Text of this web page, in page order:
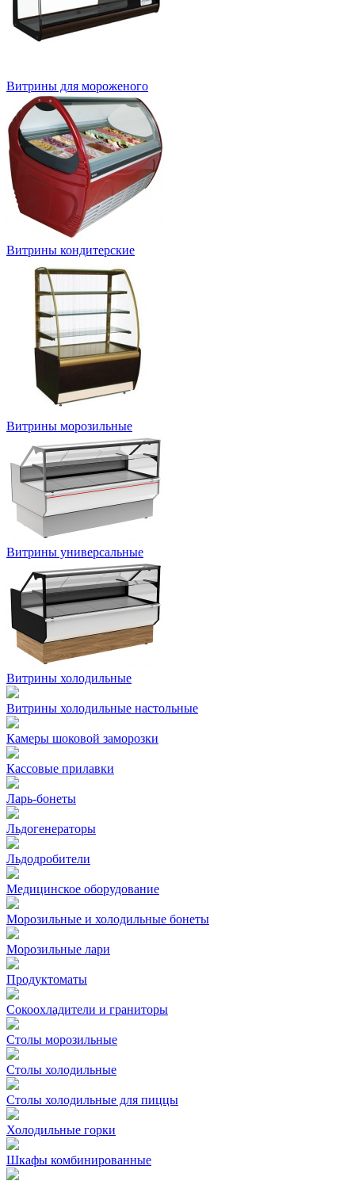
Витрины для мороженого
Витрины кондитерские
Витрины морозильные
Витрины универсальные
Витрины холодильные
Витрины холодильные настольные
Камеры шоковой заморозки
Кассовые прилавки
Ларь-бонеты
Льдогенераторы
Льдодробители
Медицинское оборудование
Морозильные и холодильные бонеты
Морозильные лари
Продуктоматы
Сокоохладители и граниторы
Столы морозильные
Столы холодильные
Столы холодильные для пиццы
Холодильные горки
Шкафы комбинированные